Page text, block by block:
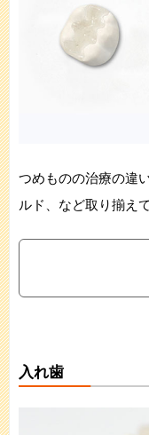
つめものの治療の違
ルド、など取り揃え
入れ歯